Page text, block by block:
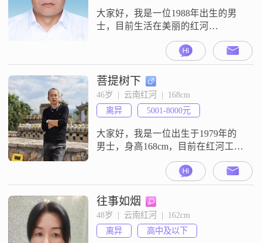
大家好，我是一位1988年出生的男
士，目前生活在美丽的红河
##3002##我的身高是169厘米，虽然
不算特别高，但我相信身高并不是
最重要的，健康和能力才是关键
##3002##我现在的工作收入在5001
到8000元之间，能够满足基本的生
活需求，并且我也有一些储蓄，能
够应对未来的一些变化##3002##我
拥有大专的学历，在
菩提树下
46岁  |  云南红河  |  168cm
离异
5001-8000元
大家好，我是一位出生于1979年的
男士，身高168cm，目前在红河工作
##3002##我的月收入在5001到8000
元之间，学历是大专##3002##我性
格稳重可靠，责任感很强，始终把
家庭放在第一位##3002##在生活
中，我是个乐观积极的人，喜欢通
过跑步来锻炼身体，保持健康的生
活方式##3002##我还有一个小爱
往事如烟
48岁  |  云南红河  |  162cm
离异
高中及以下